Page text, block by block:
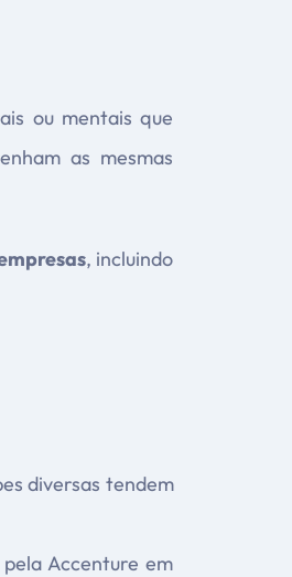
ou mentais que
as mesmas
, incluindo
diversas tendem
Accenture em